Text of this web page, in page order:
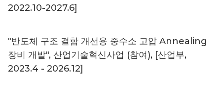
2022.10-2027.6]
"반도체 구조 결함 개선용 중수소 고압 Annealing
장비 개발", 산업기술혁신사업 (참여), [산업부,
2023.4 - 2026.12]